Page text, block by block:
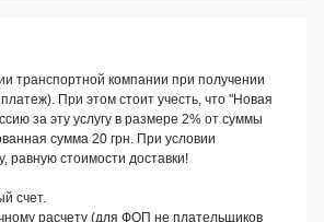
транспортной компании при получении
При этом стоит учесть, что "Новая
за эту услугу в размере 2% от суммы
сумма 20 грн. При условии
равную стоимости доставки!
счет.
расчету (для ФОП не плательщиков